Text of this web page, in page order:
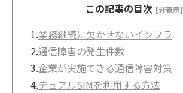
この記事の目次 [非表示]
1.業務継続に欠かせないインフラ
2.通信障害の発生件数
3.企業が実施できる通信障害対策
4.デュアルSIMを利用する方法